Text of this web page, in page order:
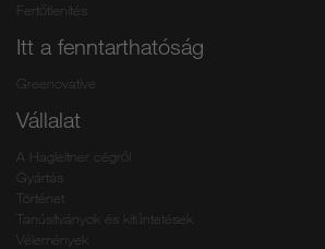
Fertőtlenítés
Itt a fenntarthatóság
Greenovative
Vállalat
A Hagleitner cégről
Gyártás
Történet
Tanúsítványok és kitűntetések
Vélemények